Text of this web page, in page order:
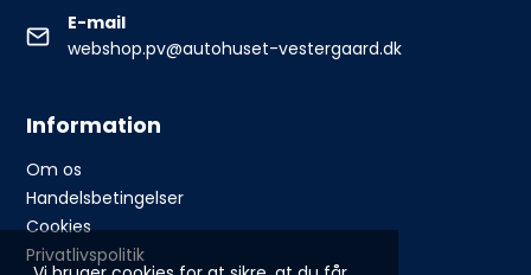
E-mail
webshop.pv@autohuset-vestergaard.dk
Information
Om os
Handelsbetingelser
Cookies
Privatlivspolitik